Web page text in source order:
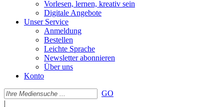
Vorlesen, lernen, kreativ sein
Digitale Angebote
Unser Service
Anmeldung
Bestellen
Leichte Sprache
Newsletter abonnieren
Über uns
Konto
GO
|